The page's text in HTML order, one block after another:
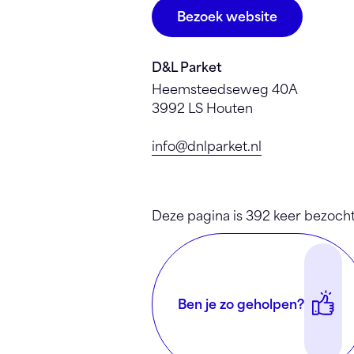
Bezoek website
D&L Parket
Heemsteedseweg 40A
3992 LS Houten
info@dnlparket.nl
Deze pagina is 392 keer
Ben je zo geholpen?